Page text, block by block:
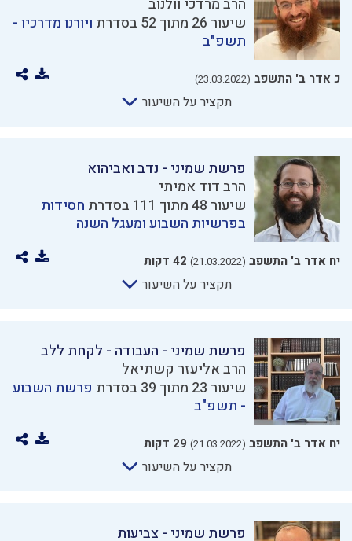
שיעור 26 מתוך 52 בסדרת
ויורנו מדרכיו -
תשפ"ב
כ אדר ב' התשפב (23.03.2022)
תקציר על השיעור
פרשת שמיני - נדב ואביהוא
הרב דוד אמיתי
שיעור 48 מתוך 111 בסדרת
חסידות
בפרשיות השבוע ומעגל השנה
יח אדר ב' התשפב (21.03.2022) 42 דקות
תקציר על השיעור
פרשת שמיני - העבודה - לקחת ללב
הרב אליעזר קשתיאל
שיעור 23 מתוך 39 בסדרת
פרשת השבוע
- תשפ"ב
יח אדר ב' התשפב (21.03.2022) 29 דקות
תקציר על השיעור
פרשת שמיני - צביעות